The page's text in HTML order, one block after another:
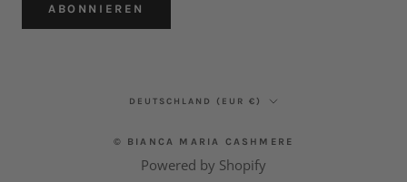
ABONNIEREN
Land/Region
DEUTSCHLAND (EUR €)
© BIANCA MARIA CASHMERE
Powered by Shopify